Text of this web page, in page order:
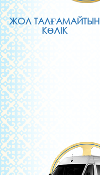
ЖОЛ ТАЛҒАМАЙТЫН
КӨЛІК